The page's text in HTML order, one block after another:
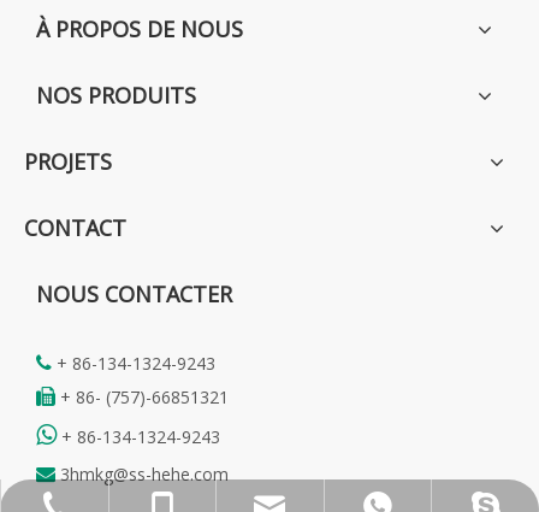
À PROPOS DE NOUS
NOS PRODUITS
PROJETS
CONTACT
NOUS CONTACTER
 + 86-134-1324-9243
 + 86- (757)-66851321
 + 86-134-1324-9243
 3hmkg@ss-hehe.com